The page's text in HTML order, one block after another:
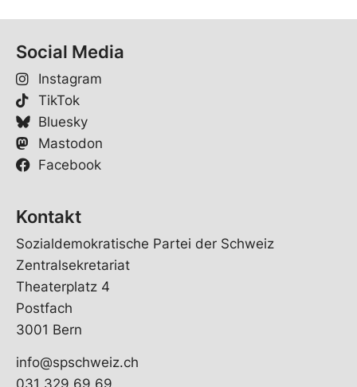
Social Media
Instagram
TikTok
Bluesky
Mastodon
Facebook
Kontakt
Sozialdemokratische Partei der Schweiz
Zentralsekretariat
Theaterplatz 4
Postfach
3001 Bern
info@spschweiz.ch